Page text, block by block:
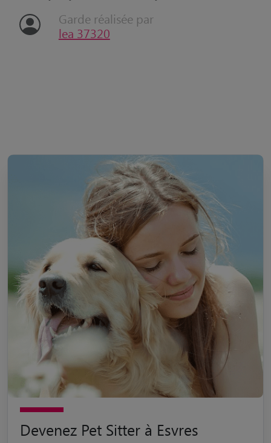
Garde réalisée par
lea 37320
Devenez Pet Sitter à Esvres